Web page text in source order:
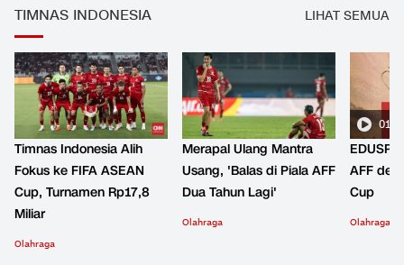
TIMNAS INDONESIA LIHAT SEMUA
Timnas Indonesia Alih
Fokus ke FIFA ASEAN
Cup, Turnamen Rp17,8
Miliar
Olahraga
Merapal Ulang Mantra
Usang, 'Balas di Piala AFF
Dua Tahun Lagi'
Olahraga
AFF
Cup
Olahraga